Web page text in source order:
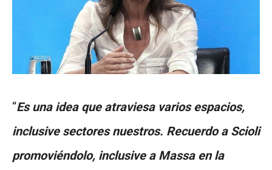
“Es una idea que atraviesa varios espacios,
inclusive sectores nuestros. Recuerdo a Scioli
promoviéndolo, inclusive a Massa en la